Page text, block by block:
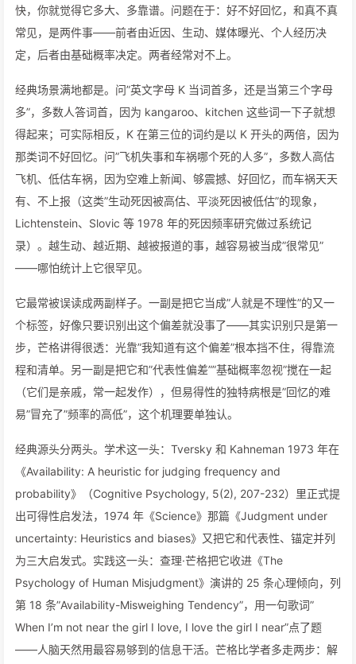
快，你就觉得它多大、多靠谱。问题在于：好不好回忆，和真不真
常见，是两件事——前者由近因、生动、媒体曝光、个人经历决
定，后者由基础概率决定。两者经常对不上。
经典场景满地都是。问”英文字母 K 当词首多，还是当第三个字母
多”，多数人答词首，因为 kangaroo、kitchen 这些词一下子就想
得起来；可实际相反，K 在第三位的词约是以 K 开头的两倍，因为
那类词不好回忆。问”飞机失事和车祸哪个死的人多”，多数人高估
飞机、低估车祸，因为空难上新闻、够震撼、好回忆，而车祸天天
有、不上报（这类”生动死因被高估、平淡死因被低估”的现象，
Lichtenstein、Slovic 等 1978 年的死因频率研究做过系统记
录）。越生动、越近期、越被报道的事，越容易被当成”很常见”
——哪怕统计上它很罕见。
它最常被误读成两副样子。一副是把它当成”人就是不理性”的又一
个标签，好像只要识别出这个偏差就没事了——其实识别只是第一
步，芒格讲得很透：光靠”我知道有这个偏差”根本挡不住，得靠流
程和清单。另一副是把它和”代表性偏差””基础概率忽视”搅在一起
（它们是亲戚，常一起发作），但易得性的独特病根是”回忆的难
易”冒充了”频率的高低”，这个机理要单独认。
经典源头分两头。学术这一头：Tversky 和 Kahneman 1973 年在
《Availability: A heuristic for judging frequency and
probability》（Cognitive Psychology, 5(2), 207-232）里正式提
出可得性启发法，1974 年《Science》那篇《Judgment under
uncertainty: Heuristics and biases》又把它和代表性、锚定并列
为三大启发式。实践这一头：查理·芒格把它收进《The
Psychology of Human Misjudgment》演讲的 25 条心理倾向，列
第 18 条”Availability-Misweighing Tendency”，用一句歌词”
When I’m not near the girl I love, I love the girl I near”点了题
——人脑天然用最容易够到的信息干活。芒格比学者多走两步：解